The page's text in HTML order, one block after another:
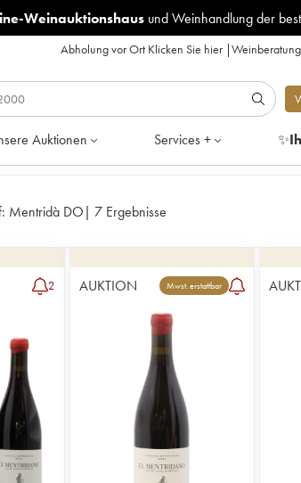
Weinauktionshausund Weinhandlung der
Abholung vor Ort Klicken Sie hier|
Auktionen Services + ✨
Mentridà DO| 7 Ergebnisse
2 AUKTION Mwst. erstattbar